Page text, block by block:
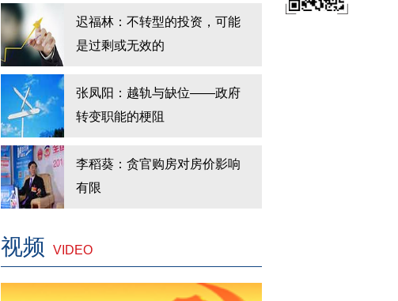
迟福林：不转型的投资，可能
是过剩或无效的
张凤阳：越轨与缺位——政府
转变职能的梗阻
李稻葵：贪官购房对房价影响
有限
视频 VIDEO